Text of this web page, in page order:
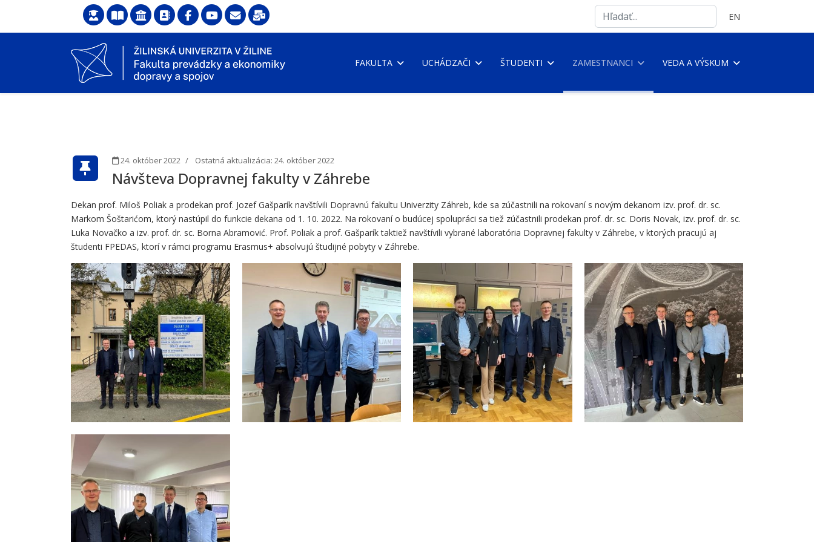
Search
...
Vyberte váš jazyk
EN
FAKULTA UCHÁDZAČI ŠTUDENTI ZAMESTNANCI VEDA A VÝSKUM
24. október 2022 Ostatná aktualizácia: 24. október 2022
Návšteva Dopravnej fakulty v Záhrebe
Dekan prof. Miloš Poliak a prodekan prof. Jozef Gašparík navštívili Dopravnú fakultu Univerzity Záhreb, kde sa zúčastnili na rokovaní s novým dekanom izv. prof. dr. sc.
Markom Šoštarićom, ktorý nastúpil do funkcie dekana od 1. 10. 2022. Na rokovaní o budúcej spolupráci sa tiež zúčastnili prodekan prof. dr. sc. Doris Novak, izv. prof. dr. sc.
Luka Novačko a izv. prof. dr. sc. Borna Abramović. Prof. Poliak a prof. Gašparík taktiež navštívili vybrané laboratória Dopravnej fakulty v Záhrebe, v ktorých pracujú aj
študenti FPEDAS, ktorí v rámci programu Erasmus+ absolvujú študijné pobyty v Záhrebe.